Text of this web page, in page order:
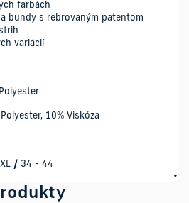
farbách
bundy s rebrovaným patentom
variácií
10% Viskóza
/ 34 - 44